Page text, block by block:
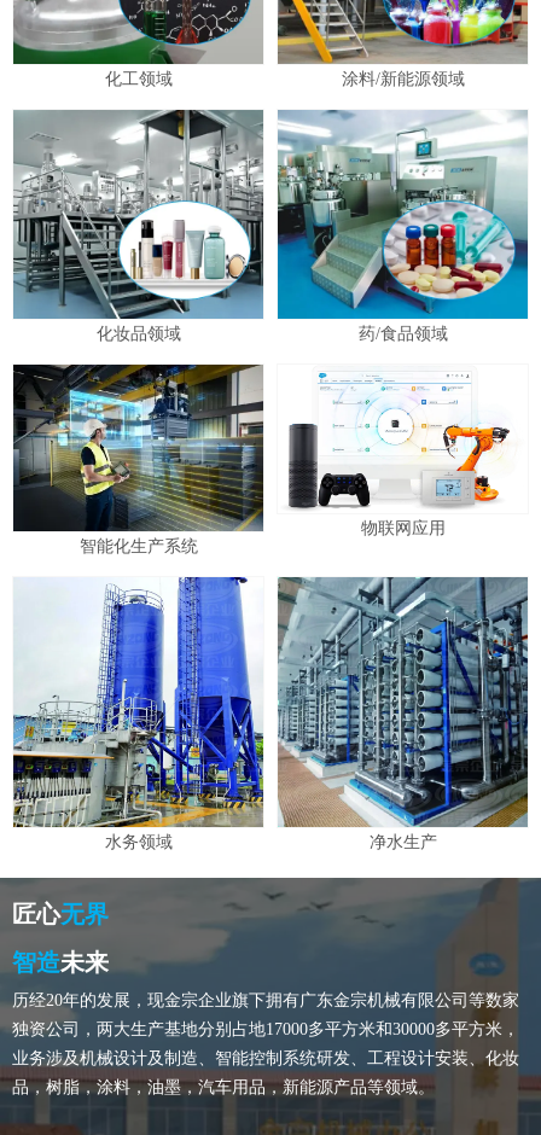
化工领域 涂料/新能源领域
化妆品领域 药/食品领域
智能化生产系统
物联网应用
水务领域 净水生产
匠心无界
智造未来
历经20年的发展，现金宗企业旗下拥有广东金宗机械有限公司等数家
独资公司，两大生产基地分别占地17000多平方米和30000多平方米，
业务涉及机械设计及制造、智能控制系统研发、工程设计安装、化妆
品，树脂，涂料，油墨，汽车用品，新能源产品等领域。